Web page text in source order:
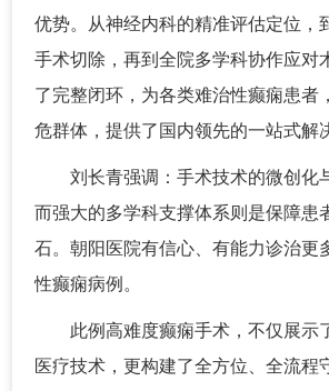
优势。从神经内科的精准评估定位，
手术切除，再到全院多学科协作应对
了完整闭环，为各类难治性癫痫患者
危群体，提供了国内领先的一站式解
刘长青强调：手术技术的微创化
而强大的多学科支撑体系则是保障患
石。朝阳医院有信心、有能力诊治更
性癫痫病例。
此例高难度癫痫手术，不仅展示
医疗技术，更构建了全方位、全流程